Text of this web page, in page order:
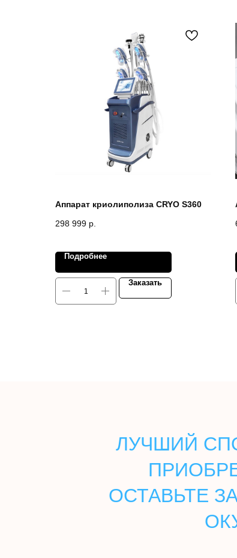
Аппарат криолиполиза CRYO S360
298 999 р.
Подробнее
Заказать
ЛУЧШИЙ
ОСТАВЬТЕ